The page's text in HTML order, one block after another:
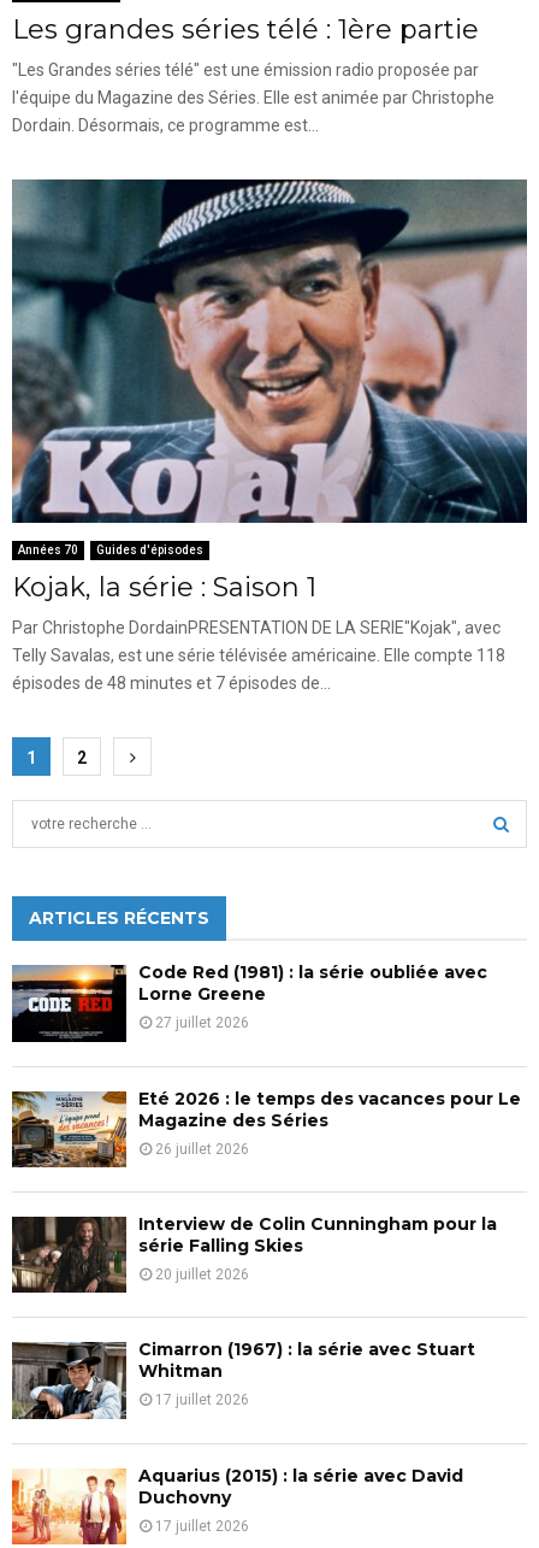
Les grandes séries télé : 1ère partie
"Les Grandes séries télé" est une émission radio proposée par
l'équipe du Magazine des Séries. Elle est animée par Christophe
Dordain. Désormais, ce programme est...
Années 70 Guides d'épisodes
Kojak, la série : Saison 1
Par Christophe DordainPRESENTATION DE LA SERIE"Kojak", avec
Telly Savalas, est une série télévisée américaine. Elle compte 118
épisodes de 48 minutes et 7 épisodes de...
Pagination
des
publications
1 2
h
f
o
r
:
C
ARTICLES RÉCENTS
Code Red (1981) : la série oubliée avec
Lorne Greene
27 juillet 2026
Eté 2026 : le temps des vacances pour Le
Magazine des Séries
26 juillet 2026
Interview de Colin Cunningham pour la
série Falling Skies
20 juillet 2026
Cimarron (1967) : la série avec Stuart
Whitman
17 juillet 2026
Aquarius (2015) : la série avec David
Duchovny
17 juillet 2026